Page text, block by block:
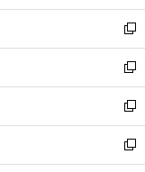
開
く
ウ
で
開
く
ン
ド
ウ
で
開
く
ウ
ィ
ン
ド
ウ
で
開
く
新
し
い
ウ
ィ
ン
ド
ウ
新
し
い
ウ
ィ
ン
新
し
い
ウ
新
し